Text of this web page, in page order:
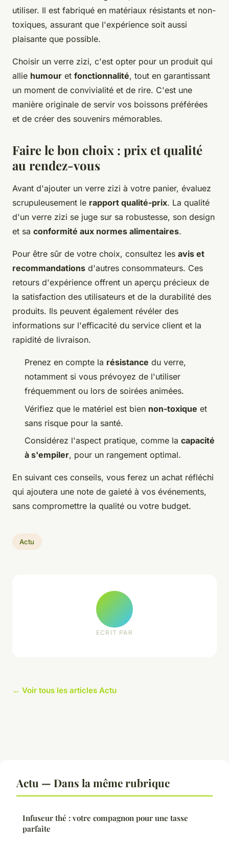
utiliser. Il est fabriqué en matériaux résistants et non-
toxiques, assurant que l'expérience soit aussi
plaisante que possible.
Choisir un verre zizi, c'est opter pour un produit qui
allie humour et fonctionnalité, tout en garantissant
un moment de convivialité et de rire. C'est une
manière originale de servir vos boissons préférées
et de créer des souvenirs mémorables.
Faire le bon choix : prix et qualité
au rendez-vous
Avant d'ajouter un verre zizi à votre panier, évaluez
scrupuleusement le rapport qualité-prix. La qualité
d'un verre zizi se juge sur sa robustesse, son design
et sa conformité aux normes alimentaires.
Pour être sûr de votre choix, consultez les avis et
recommandations d'autres consommateurs. Ces
retours d'expérience offrent un aperçu précieux de
la satisfaction des utilisateurs et de la durabilité des
produits. Ils peuvent également révéler des
informations sur l'efficacité du service client et la
rapidité de livraison.
Prenez en compte la résistance du verre,
notamment si vous prévoyez de l'utiliser
fréquemment ou lors de soirées animées.
Vérifiez que le matériel est bien non-toxique et
sans risque pour la santé.
Considérez l'aspect pratique, comme la capacité
à s'empiler, pour un rangement optimal.
En suivant ces conseils, vous ferez un achat réfléchi
qui ajoutera une note de gaieté à vos événements,
sans compromettre la qualité ou votre budget.
Actu
ECRIT PAR
← Voir tous les articles Actu
Actu — Dans la même rubrique
Infuseur thé : votre compagnon pour une tasse
parfaite